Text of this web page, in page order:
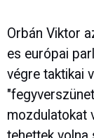
Orbán Viktor
es európai
végre taktikai
mozdulatokat